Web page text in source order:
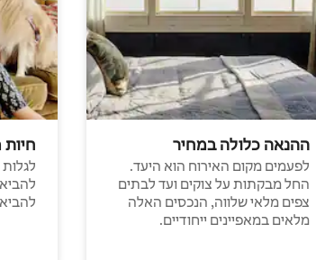
ההנאה כלולה במחיר
לפעמים מקום האירוח הוא היעד.
החל מבקתות על צוקים ועד לבתים
צפים מלאי שלווה, הנכסים האלה
מלאים במאפיינים ייחודיים.